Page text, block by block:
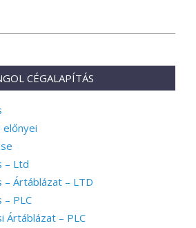
CÉGALAPÍTÁS
előnyei
– Ltd
– Ártáblázat – LTD
– PLC
Ártáblázat – PLC